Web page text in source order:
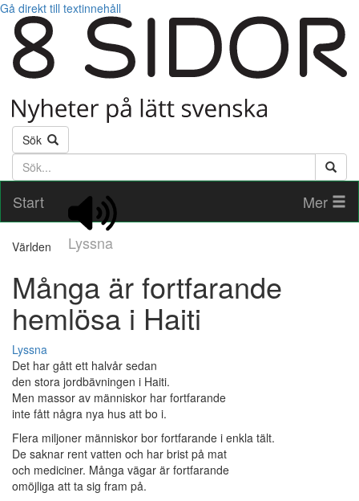
Gå direkt till textinnehåll
Sök
Söktext
Start
Lyssna
Mer
Världen
Många är fortfarande
hemlösa i Haiti
Lyssna
Det har gått ett halvår sedan
den stora jordbävningen i Haiti.
Men massor av människor har fortfarande
inte fått några nya hus att bo i.
Flera miljoner människor bor fortfarande i enkla tält.
De saknar rent vatten och har brist på mat
och mediciner. Många vägar är fortfarande
omöjliga att ta sig fram på.